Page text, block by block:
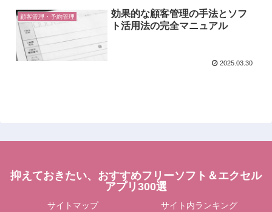
顧客管理・予約管理
効果的な顧客管理の手法とソフ
ト活用法の完全マニュアル
2025.03.30
抑えておきたい、おすすめフリーソフト＆エクセル
アプリ300選
サイトマップ サイト内ランキング